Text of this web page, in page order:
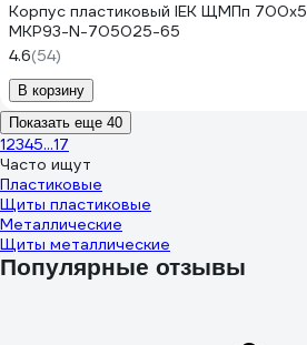
Корпус пластиковый IEK ЩМПп
MKP93-N-705025-65
4.6(54)
В корзину
Показать еще 40
12345...17
Часто ищут
Пластиковые
Щиты пластиковые
Металлические
Щиты металлические
Популярные отзывы